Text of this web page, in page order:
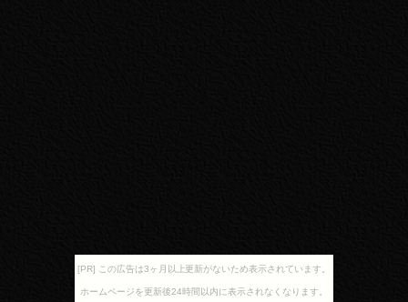
[PR] この広告は3ヶ月以上更新がないため表示されています。
ホームページを更新後24時間以内に表示されなくなります。